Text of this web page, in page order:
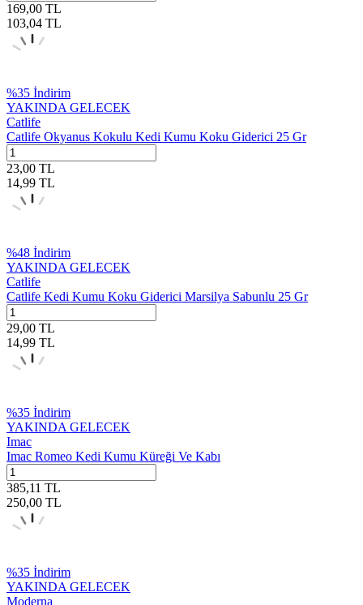
169,00 TL
103,04 TL
%35 İndirim
YAKINDA GELECEK
Catlife
Catlife Okyanus Kokulu Kedi Kumu Koku Giderici 25 Gr
23,00 TL
14,99 TL
%48 İndirim
YAKINDA GELECEK
Catlife
Catlife Kedi Kumu Koku Giderici Marsilya Sabunlu 25 Gr
29,00 TL
14,99 TL
%35 İndirim
YAKINDA GELECEK
Imac
Imac Romeo Kedi Kumu Küreği Ve Kabı
385,11 TL
250,00 TL
%35 İndirim
YAKINDA GELECEK
Moderna